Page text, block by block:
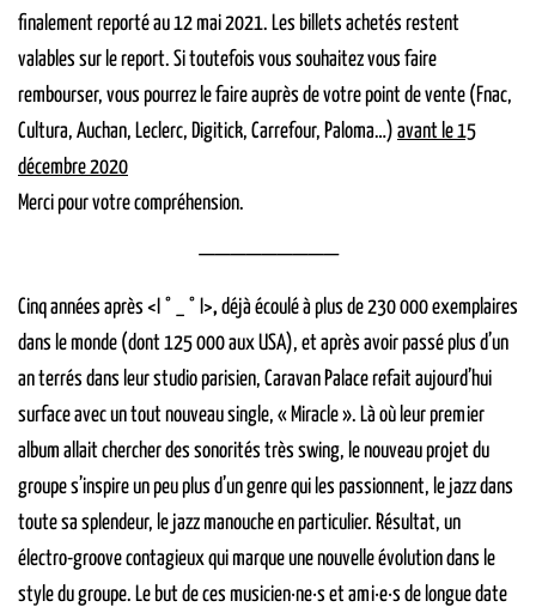
finalement reporté au 12 mai 2021. Les billets achetés restent
valables sur le report. Si toutefois vous souhaitez vous faire
rembourser, vous pourrez le faire auprès de votre point de vente (Fnac,
Cultura, Auchan, Leclerc, Digitick, Carrefour, Paloma…) avant le 15
décembre 2020
Merci pour votre compréhension.
—————————
Cinq années après <I ° _ ° I>, déjà écoulé à plus de 230 000 exemplaires
dans le monde (dont 125 000 aux USA), et après avoir passé plus d’un
an terrés dans leur studio parisien, Caravan Palace refait aujourd’hui
surface avec un tout nouveau single, « Miracle ». Là où leur premier
album allait chercher des sonorités très swing, le nouveau projet du
groupe s’inspire un peu plus d’un genre qui les passionnent, le jazz dans
toute sa splendeur, le jazz manouche en particulier. Résultat, un
électro-groove contagieux qui marque une nouvelle évolution dans le
style du groupe. Le but de ces musicien·ne·s et ami·e·s de longue date